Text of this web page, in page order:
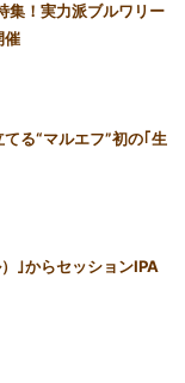
！実力派ブルワリー
催
る“マルエフ”初の｢生
｣からセッションIPA